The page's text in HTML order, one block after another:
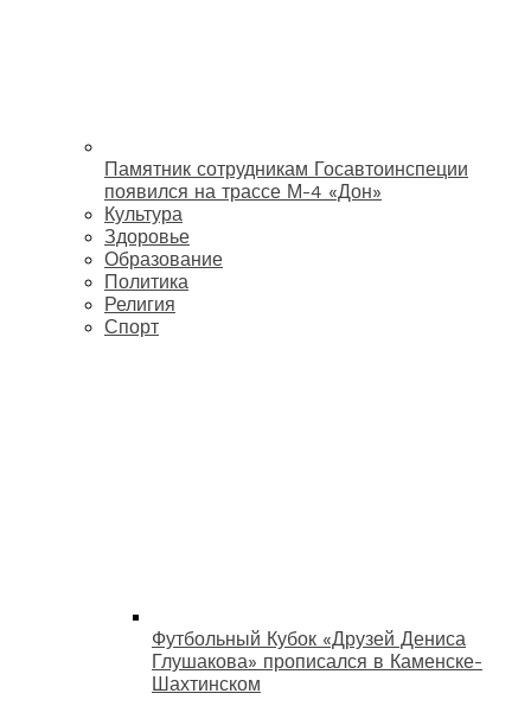
Памятник сотрудникам Госавтоинспеции
появился на трассе М-4 «Дон»
Культура
Здоровье
Образование
Политика
Религия
Спорт
Футбольный Кубок «Друзей Дениса
Глушакова» прописался в Каменске-
Шахтинском